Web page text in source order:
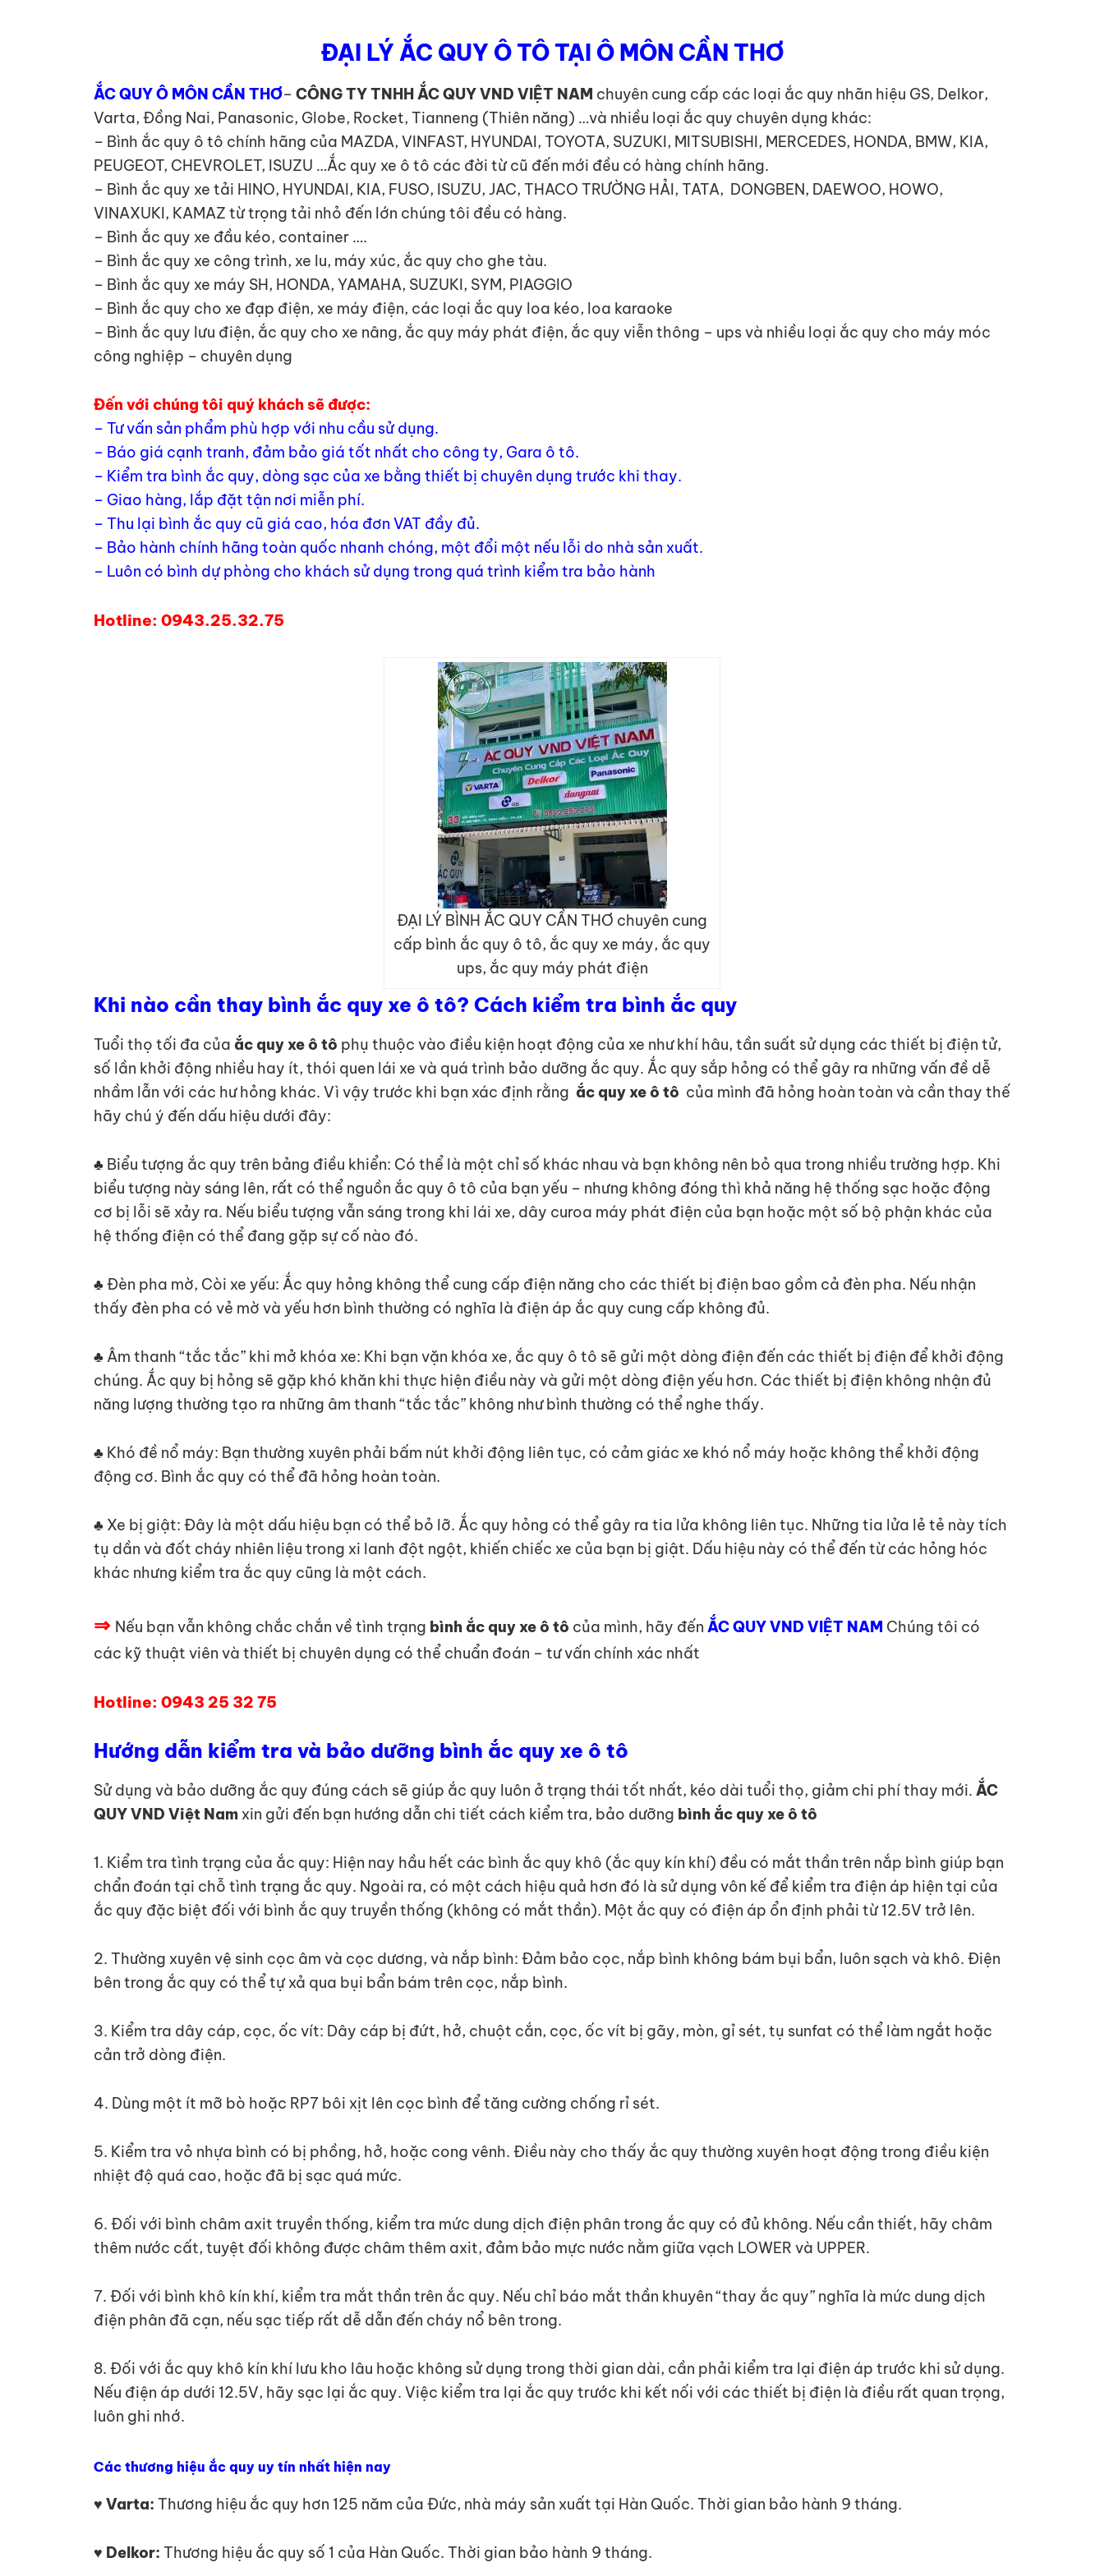
ĐẠI LÝ ẮC QUY Ô TÔ TẠI Ô MÔN CẦN THƠ
ẮC QUY Ô MÔN CẦN THƠ– CÔNG TY TNHH ẮC QUY VND VIỆT NAM chuyên cung cấp các loại ắc quy nhãn hiệu GS, Delkor,
Varta, Đồng Nai, Panasonic, Globe, Rocket, Tianneng (Thiên năng) …và nhiều loại ắc quy chuyên dụng khác:
– Bình ắc quy ô tô chính hãng của MAZDA, VINFAST, HYUNDAI, TOYOTA, SUZUKI, MITSUBISHI, MERCEDES, HONDA, BMW, KIA,
PEUGEOT, CHEVROLET, ISUZU …Ắc quy xe ô tô các đời từ cũ đến mới đều có hàng chính hãng.
– Bình ắc quy xe tải HINO, HYUNDAI, KIA, FUSO, ISUZU, JAC, THACO TRƯỜNG HẢI, TATA, DONGBEN, DAEWOO, HOWO,
VINAXUKI, KAMAZ từ trọng tải nhỏ đến lớn chúng tôi đều có hàng.
– Bình ắc quy xe đầu kéo, container ….
– Bình ắc quy xe công trình, xe lu, máy xúc, ắc quy cho ghe tàu.
– Bình ắc quy xe máy SH, HONDA, YAMAHA, SUZUKI, SYM, PIAGGIO
– Bình ắc quy cho xe đạp điện, xe máy điện, các loại ắc quy loa kéo, loa karaoke
– Bình ắc quy lưu điện, ắc quy cho xe nâng, ắc quy máy phát điện, ắc quy viễn thông – ups và nhiều loại ắc quy cho máy móc
công nghiệp – chuyên dụng
Đến với chúng tôi quý khách sẽ được:
– Tư vấn sản phẩm phù hợp với nhu cầu sử dụng.
– Báo giá cạnh tranh, đảm bảo giá tốt nhất cho công ty, Gara ô tô.
– Kiểm tra bình ắc quy, dòng sạc của xe bằng thiết bị chuyên dụng trước khi thay.
– Giao hàng, lắp đặt tận nơi miễn phí.
– Thu lại bình ắc quy cũ giá cao, hóa đơn VAT đầy đủ.
– Bảo hành chính hãng toàn quốc nhanh chóng, một đổi một nếu lỗi do nhà sản xuất.
– Luôn có bình dự phòng cho khách sử dụng trong quá trình kiểm tra bảo hành
Hotline: 0943.25.32.75
ĐẠI LÝ BÌNH ẮC QUY CẦN THƠ chuyên cung
cấp bình ắc quy ô tô, ắc quy xe máy, ắc quy
ups, ắc quy máy phát điện
Khi nào cần thay bình ắc quy xe ô tô? Cách kiểm tra bình ắc quy
Tuổi thọ tối đa của ắc quy xe ô tô phụ thuộc vào điều kiện hoạt động của xe như khí hâu, tần suất sử dụng các thiết bị điện tử,
số lần khởi động nhiều hay ít, thói quen lái xe và quá trình bảo dưỡng ắc quy. Ắc quy sắp hỏng có thể gây ra những vấn đề dễ
nhầm lẫn với các hư hỏng khác. Vì vậy trước khi bạn xác định rằng ắc quy xe ô tô của mình đã hỏng hoàn toàn và cần thay thế
hãy chú ý đến dấu hiệu dưới đây:
♣ Biểu tượng ắc quy trên bảng điều khiển: Có thể là một chỉ số khác nhau và bạn không nên bỏ qua trong nhiều trường hợp. Khi
biểu tượng này sáng lên, rất có thể nguồn ắc quy ô tô của bạn yếu – nhưng không đóng thì khả năng hệ thống sạc hoặc động
cơ bị lỗi sẽ xảy ra. Nếu biểu tượng vẫn sáng trong khi lái xe, dây curoa máy phát điện của bạn hoặc một số bộ phận khác của
hệ thống điện có thể đang gặp sự cố nào đó.
♣ Đèn pha mờ, Còi xe yếu: Ắc quy hỏng không thể cung cấp điện năng cho các thiết bị điện bao gồm cả đèn pha. Nếu nhận
thấy đèn pha có vẻ mờ và yếu hơn bình thường có nghĩa là điện áp ắc quy cung cấp không đủ.
♣ Âm thanh “tắc tắc” khi mở khóa xe: Khi bạn vặn khóa xe, ắc quy ô tô sẽ gửi một dòng điện đến các thiết bị điện để khởi động
chúng. Ắc quy bị hỏng sẽ gặp khó khăn khi thực hiện điều này và gửi một dòng điện yếu hơn. Các thiết bị điện không nhận đủ
năng lượng thường tạo ra những âm thanh “tắc tắc” không như bình thường có thể nghe thấy.
♣ Khó đề nổ máy: Bạn thường xuyên phải bấm nút khởi động liên tục, có cảm giác xe khó nổ máy hoặc không thể khởi động
động cơ. Bình ắc quy có thể đã hỏng hoàn toàn.
♣ Xe bị giật: Đây là một dấu hiệu bạn có thể bỏ lỡ. Ắc quy hỏng có thể gây ra tia lửa không liên tục. Những tia lửa lẻ tẻ này tích
tụ dần và đốt cháy nhiên liệu trong xi lanh đột ngột, khiến chiếc xe của bạn bị giật. Dấu hiệu này có thể đến từ các hỏng hóc
khác nhưng kiểm tra ắc quy cũng là một cách.
⇒ Nếu bạn vẫn không chắc chắn về tình trạng bình ắc quy xe ô tô của mình, hãy đến ẮC QUY VND VIỆT NAM Chúng tôi có
các kỹ thuật viên và thiết bị chuyên dụng có thể chuẩn đoán – tư vấn chính xác nhất
Hotline: 0943 25 32 75
Hướng dẫn kiểm tra và bảo dưỡng bình ắc quy xe ô tô
Sử dụng và bảo dưỡng ắc quy đúng cách sẽ giúp ắc quy luôn ở trạng thái tốt nhất, kéo dài tuổi thọ, giảm chi phí thay mới. ẮC
QUY VND Việt Nam xin gửi đến bạn hướng dẫn chi tiết cách kiểm tra, bảo dưỡng bình ắc quy xe ô tô
1. Kiểm tra tình trạng của ắc quy: Hiện nay hầu hết các bình ắc quy khô (ắc quy kín khí) đều có mắt thần trên nắp bình giúp bạn
chẩn đoán tại chỗ tình trạng ắc quy. Ngoài ra, có một cách hiệu quả hơn đó là sử dụng vôn kế để kiểm tra điện áp hiện tại của
ắc quy đặc biệt đối với bình ắc quy truyền thống (không có mắt thần). Một ắc quy có điện áp ổn định phải từ 12.5V trở lên.
2. Thường xuyên vệ sinh cọc âm và cọc dương, và nắp bình: Đảm bảo cọc, nắp bình không bám bụi bẩn, luôn sạch và khô. Điện
bên trong ắc quy có thể tự xả qua bụi bẩn bám trên cọc, nắp bình.
3. Kiểm tra dây cáp, cọc, ốc vít: Dây cáp bị đứt, hở, chuột cắn, cọc, ốc vít bị gãy, mòn, gỉ sét, tụ sunfat có thể làm ngắt hoặc
cản trở dòng điện.
4. Dùng một ít mỡ bò hoặc RP7 bôi xịt lên cọc bình để tăng cường chống rỉ sét.
5. Kiểm tra vỏ nhựa bình có bị phồng, hở, hoặc cong vênh. Điều này cho thấy ắc quy thường xuyên hoạt động trong điều kiện
nhiệt độ quá cao, hoặc đã bị sạc quá mức.
6. Đối với bình châm axit truyền thống, kiểm tra mức dung dịch điện phân trong ắc quy có đủ không. Nếu cần thiết, hãy châm
thêm nước cất, tuyệt đối không được châm thêm axit, đảm bảo mực nước nằm giữa vạch LOWER và UPPER.
7. Đối với bình khô kín khí, kiểm tra mắt thần trên ắc quy. Nếu chỉ báo mắt thần khuyên “thay ắc quy” nghĩa là mức dung dịch
điện phân đã cạn, nếu sạc tiếp rất dễ dẫn đến cháy nổ bên trong.
8. Đối với ắc quy khô kín khí lưu kho lâu hoặc không sử dụng trong thời gian dài, cần phải kiểm tra lại điện áp trước khi sử dụng.
Nếu điện áp dưới 12.5V, hãy sạc lại ắc quy. Việc kiểm tra lại ắc quy trước khi kết nối với các thiết bị điện là điều rất quan trọng,
luôn ghi nhớ.
Các thương hiệu ắc quy uy tín nhất hiện nay
♥ Varta: Thương hiệu ắc quy hơn 125 năm của Đức, nhà máy sản xuất tại Hàn Quốc. Thời gian bảo hành 9 tháng.
♥ Delkor: Thương hiệu ắc quy số 1 của Hàn Quốc. Thời gian bảo hành 9 tháng.